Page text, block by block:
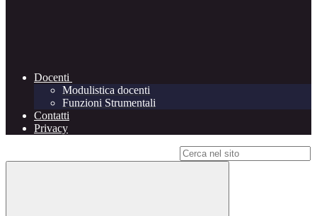
Docenti
Modulistica docenti
Funzioni Strumentali
Contatti
Privacy